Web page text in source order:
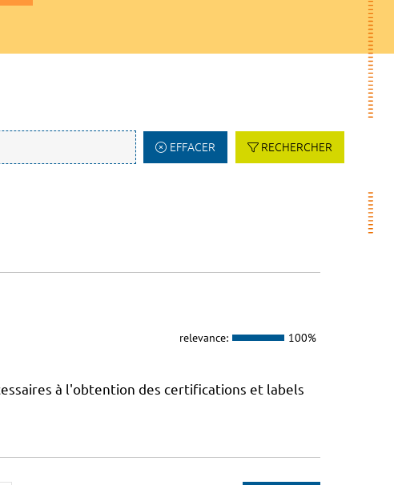
EFFACER RECHERCHER
relevance: 100%
à l'obtention des certifications et labels